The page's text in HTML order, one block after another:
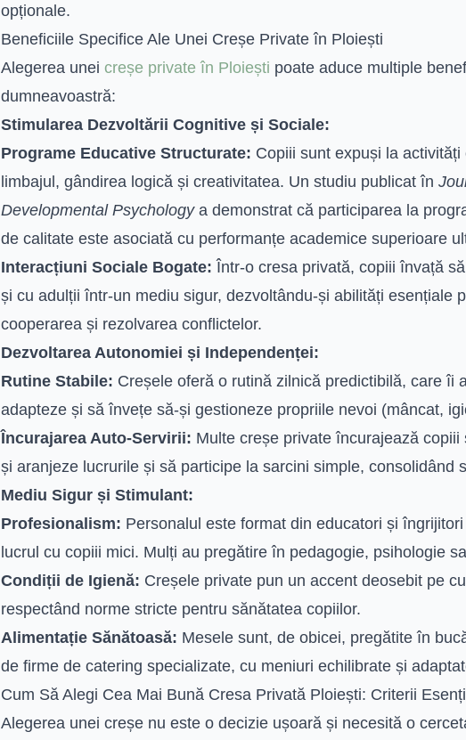
opționale.
Beneficiile Specifice Ale Unei Creșe Private în Ploiești
Alegerea unei creșe private în Ploiești poate aduce multiple
dumneavoastră:
Stimularea Dezvoltării Cognitive și Sociale:
Programe Educative Structurate: Copiii sunt expuși la
limbajul, gândirea logică și creativitatea. Un studiu publicat în
Developmental Psychologya demonstrat că participarea la
de calitate este asociată cu performanțe academice superioare
Interacțiuni Sociale Bogate: Într-o cresa privată, copiii învață
și cu adulții într-un mediu sigur, dezvoltându-și abilități esențiale
cooperarea și rezolvarea conflictelor.
Dezvoltarea Autonomiei și Independenței:
Rutine Stabile: Creșele oferă o rutină zilnică predictibilă, care îi
adapteze și să învețe să-și gestioneze propriile nevoi (mâncat,
Încurajarea Auto-Servirii: Multe creșe private încurajează
și aranjeze lucrurile și să participe la sarcini simple, consolidând
Mediu Sigur și Stimulant:
Profesionalism: Personalul este format din educatori și
lucrul cu copiii mici. Mulți au pregătire în pedagogie, psihologie
Condiții de Igienă: Creșele private pun un accent deosebit pe
respectând norme stricte pentru sănătatea copiilor.
Alimentație Sănătoasă: Mesele sunt, de obicei, pregătite în
de firme de catering specializate, cu meniuri echilibrate și
Cum Să Alegi Cea Mai Bună Cresa Privată Ploiești: Criterii
Alegerea unei creșe nu este o decizie ușoară și necesită o